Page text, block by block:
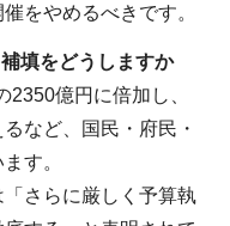
をやめるべきです。
填をどうしますか
億円に倍加し、
など、国民・府民・
す。
さらに厳しく予算執